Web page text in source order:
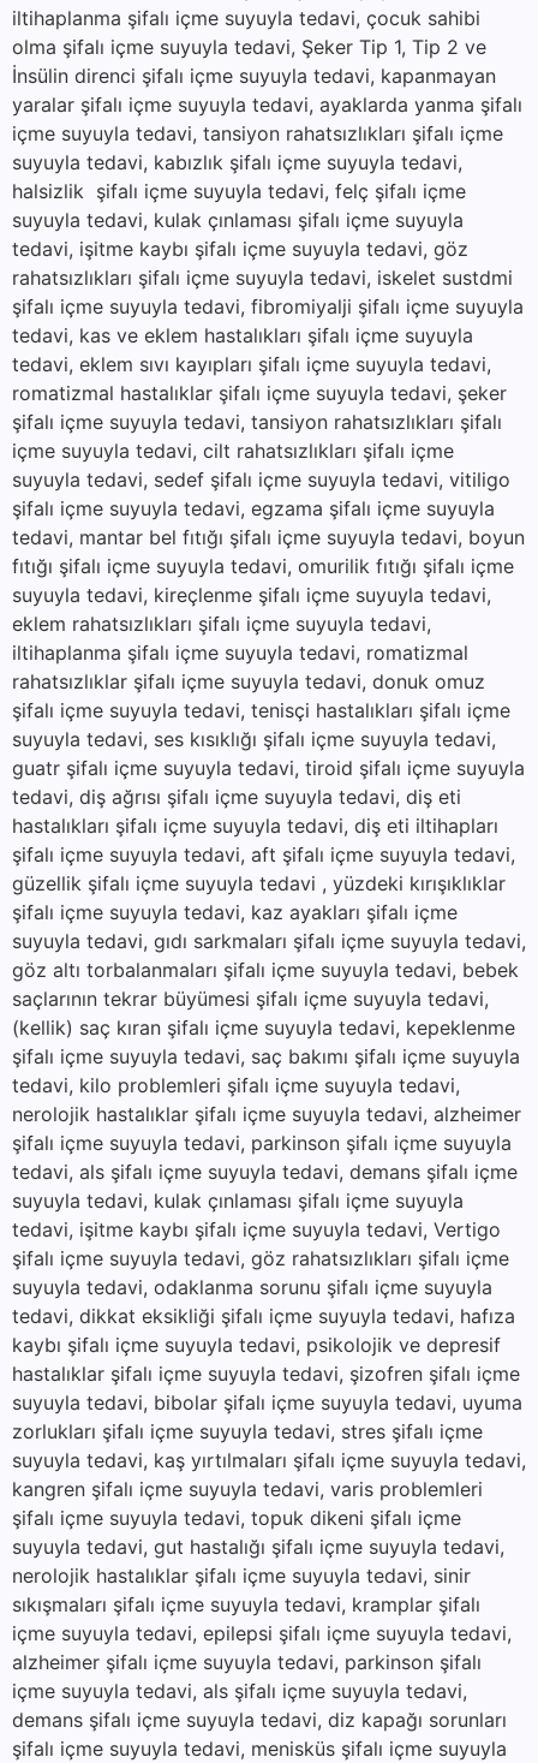
iltihaplanma şifalı içme suyuyla tedavi, çocuk sahibi
olma şifalı içme suyuyla tedavi, Şeker Tip 1, Tip 2 ve
İnsülin direnci şifalı içme suyuyla tedavi, kapanmayan
yaralar şifalı içme suyuyla tedavi, ayaklarda yanma şifalı
içme suyuyla tedavi, tansiyon rahatsızlıkları şifalı içme
suyuyla tedavi, kabızlık şifalı içme suyuyla tedavi,
halsizlik şifalı içme suyuyla tedavi, felç şifalı içme
suyuyla tedavi, kulak çınlaması şifalı içme suyuyla
tedavi, işitme kaybı şifalı içme suyuyla tedavi, göz
rahatsızlıkları şifalı içme suyuyla tedavi, iskelet sustdmi
şifalı içme suyuyla tedavi, fibromiyalji şifalı içme suyuyla
tedavi, kas ve eklem hastalıkları şifalı içme suyuyla
tedavi, eklem sıvı kayıpları şifalı içme suyuyla tedavi,
romatizmal hastalıklar şifalı içme suyuyla tedavi, şeker
şifalı içme suyuyla tedavi, tansiyon rahatsızlıkları şifalı
içme suyuyla tedavi, cilt rahatsızlıkları şifalı içme
suyuyla tedavi, sedef şifalı içme suyuyla tedavi, vitiligo
şifalı içme suyuyla tedavi, egzama şifalı içme suyuyla
tedavi, mantar bel fıtığı şifalı içme suyuyla tedavi, boyun
fıtığı şifalı içme suyuyla tedavi, omurilik fıtığı şifalı içme
suyuyla tedavi, kireçlenme şifalı içme suyuyla tedavi,
eklem rahatsızlıkları şifalı içme suyuyla tedavi,
iltihaplanma şifalı içme suyuyla tedavi, romatizmal
rahatsızlıklar şifalı içme suyuyla tedavi, donuk omuz
şifalı içme suyuyla tedavi, tenisçi hastalıkları şifalı içme
suyuyla tedavi, ses kısıklığı şifalı içme suyuyla tedavi,
guatr şifalı içme suyuyla tedavi, tiroid şifalı içme suyuyla
tedavi, diş ağrısı şifalı içme suyuyla tedavi, diş eti
hastalıkları şifalı içme suyuyla tedavi, diş eti iltihapları
şifalı içme suyuyla tedavi, aft şifalı içme suyuyla tedavi,
güzellik şifalı içme suyuyla tedavi , yüzdeki kırışıklıklar
şifalı içme suyuyla tedavi, kaz ayakları şifalı içme
suyuyla tedavi, gıdı sarkmaları şifalı içme suyuyla tedavi,
göz altı torbalanmaları şifalı içme suyuyla tedavi, bebek
saçlarının tekrar büyümesi şifalı içme suyuyla tedavi,
(kellik) saç kıran şifalı içme suyuyla tedavi, kepeklenme
şifalı içme suyuyla tedavi, saç bakımı şifalı içme suyuyla
tedavi, kilo problemleri şifalı içme suyuyla tedavi,
nerolojik hastalıklar şifalı içme suyuyla tedavi, alzheimer
şifalı içme suyuyla tedavi, parkinson şifalı içme suyuyla
tedavi, als şifalı içme suyuyla tedavi, demans şifalı içme
suyuyla tedavi, kulak çınlaması şifalı içme suyuyla
tedavi, işitme kaybı şifalı içme suyuyla tedavi, Vertigo
şifalı içme suyuyla tedavi, göz rahatsızlıkları şifalı içme
suyuyla tedavi, odaklanma sorunu şifalı içme suyuyla
tedavi, dikkat eksikliği şifalı içme suyuyla tedavi, hafıza
kaybı şifalı içme suyuyla tedavi, psikolojik ve depresif
hastalıklar şifalı içme suyuyla tedavi, şizofren şifalı içme
suyuyla tedavi, bibolar şifalı içme suyuyla tedavi, uyuma
zorlukları şifalı içme suyuyla tedavi, stres şifalı içme
suyuyla tedavi, kaş yırtılmaları şifalı içme suyuyla tedavi,
kangren şifalı içme suyuyla tedavi, varis problemleri
şifalı içme suyuyla tedavi, topuk dikeni şifalı içme
suyuyla tedavi, gut hastalığı şifalı içme suyuyla tedavi,
nerolojik hastalıklar şifalı içme suyuyla tedavi, sinir
sıkışmaları şifalı içme suyuyla tedavi, kramplar şifalı
içme suyuyla tedavi, epilepsi şifalı içme suyuyla tedavi,
alzheimer şifalı içme suyuyla tedavi, parkinson şifalı
içme suyuyla tedavi, als şifalı içme suyuyla tedavi,
demans şifalı içme suyuyla tedavi, diz kapağı sorunları
şifalı içme suyuyla tedavi, menisküs şifalı içme suyuyla